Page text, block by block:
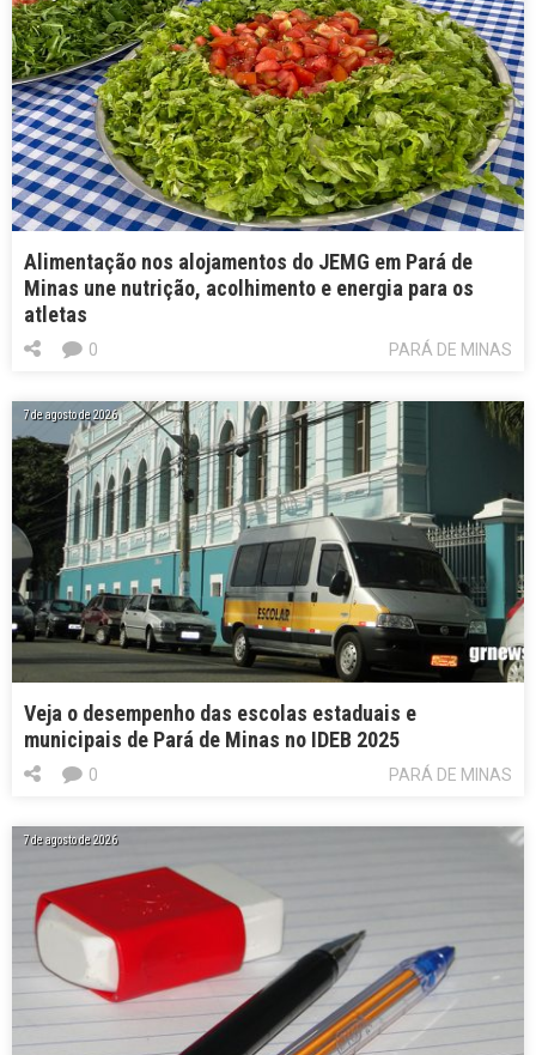
Alimentação nos alojamentos do JEMG em Pará de
Minas une nutrição, acolhimento e energia para os
atletas
PARÁ DE MINAS
0
7 de agosto de 2026
Veja o desempenho das escolas estaduais e
municipais de Pará de Minas no IDEB 2025
PARÁ DE MINAS
0
7 de agosto de 2026